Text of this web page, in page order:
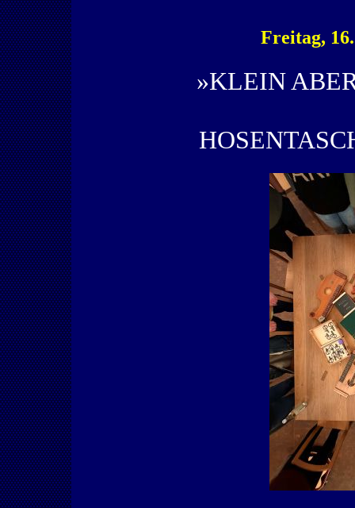
Freitag,
»KLEIN